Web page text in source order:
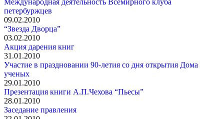
Международная деятельность Всемирного клуба
петербуржцев
09.02.2010
“Звезда Дворца”
03.02.2010
Акция дарения книг
31.01.2010
Участие в праздновании 90-летия со дня открытия Дома
ученых
29.01.2010
Презентация книги А.П.Чехова “Пьесы”
28.01.2010
Заседание правления